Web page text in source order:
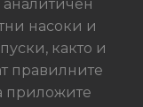
аналитичен
насоки и
както и
правилните
приложите